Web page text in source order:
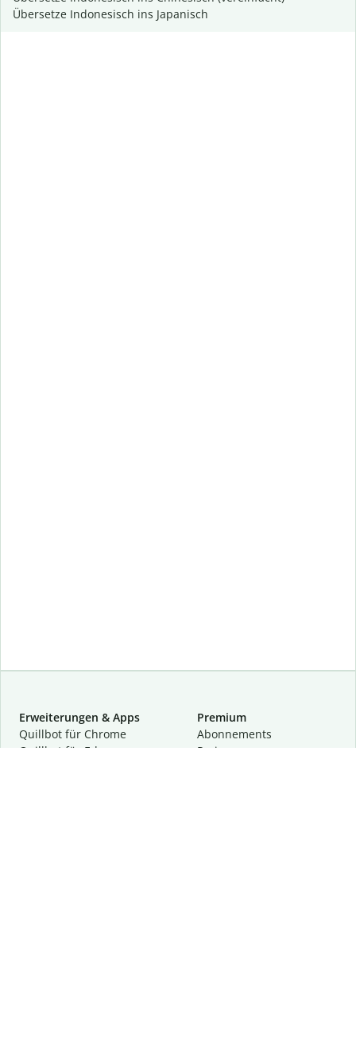
Übersetze Indonesisch ins Japanisch
Erweiterungen & Apps
Quillbot für Chrome
Quillbot für Edge
Premium
Abon­ne­ments
Preise